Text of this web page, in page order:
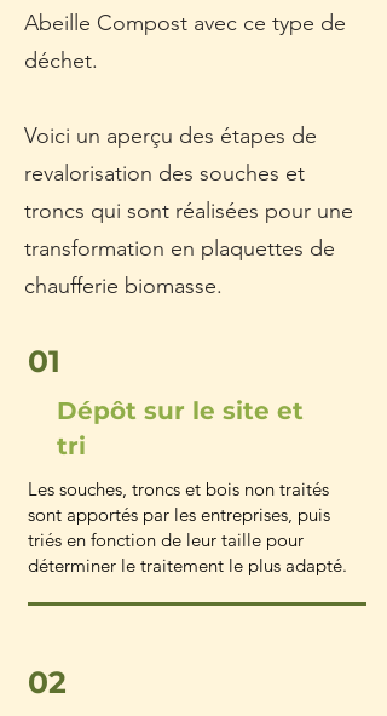
Abeille Compost avec ce type de
déchet.
Voici un aperçu des étapes de
revalorisation des souches et
troncs qui sont réalisées pour une
transformation en plaquettes de
chaufferie biomasse.
01
Dépôt sur le site et
tri
Les souches, troncs et bois non traités
sont apportés par les entreprises, puis
triés en fonction de leur taille pour
déterminer le traitement le plus adapté.
02